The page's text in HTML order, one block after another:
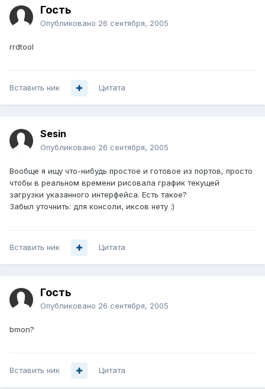
Гость
Опубликовано 26 сентября, 2005
rrdtool
Вставить ник Цитата
Sesin
Опубликовано 26 сентября, 2005
Вообще я ищу что-нибудь простое и готовое из портов, просто
чтобы в реальном времени рисовала график текущей
загрузки указанного интерфейса. Есть такое?
Забыл уточнить: для консоли, иксов нету :)
Вставить ник Цитата
Гость
Опубликовано 26 сентября, 2005
bmon?
Вставить ник Цитата